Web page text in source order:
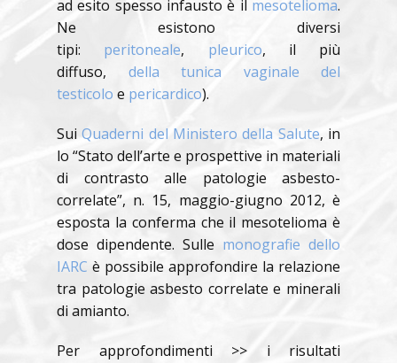
ad esito spesso infausto è il mesotelioma.
Ne esistono diversi
tipi: peritoneale, pleurico, il più
diffuso, della tunica vaginale del
testicolo e pericardico).
SuiQuaderni del Ministero della Salute, in
lo “Stato dell’arte e prospettive in materiali
di contrasto alle patologie asbesto-
correlate”, n. 15, maggio-giugno 2012, è
esposta la conferma che il mesotelioma è
dose dipendente. Sulle monografie dello
IARC è possibile approfondire la relazione
tra patologie asbesto correlate e minerali
di amianto.
Per approfondimenti >> i risultati